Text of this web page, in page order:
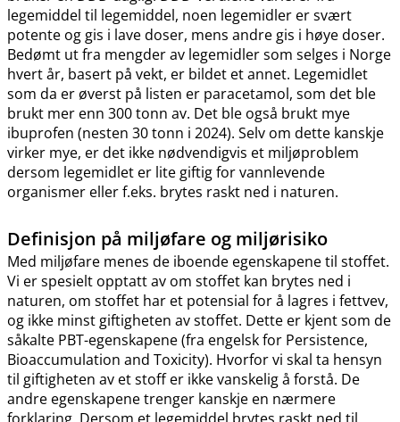
legemiddel til legemiddel, noen legemidler er svært
potente og gis i lave doser, mens andre gis i høye doser.
Bedømt ut fra mengder av legemidler som selges i Norge
hvert år, basert på vekt, er bildet et annet. Legemidlet
som da er øverst på listen er paracetamol, som det ble
brukt mer enn 300 tonn av. Det ble også brukt mye
ibuprofen (nesten 30 tonn i 2024). Selv om dette kanskje
virker mye, er det ikke nødvendigvis et miljøproblem
dersom legemidlet er lite giftig for vannlevende
organismer eller f.eks. brytes raskt ned i naturen.
Definisjon på miljøfare og miljørisiko
Med miljøfare menes de iboende egenskapene til stoffet.
Vi er spesielt opptatt av om stoffet kan brytes ned i
naturen, om stoffet har et potensial for å lagres i fettvev,
og ikke minst giftigheten av stoffet. Dette er kjent som de
såkalte PBT-egenskapene (fra engelsk for Persistence,
Bioaccumulation and Toxicity). Hvorfor vi skal ta hensyn
til giftigheten av et stoff er ikke vanskelig å forstå. De
andre egenskapene trenger kanskje en nærmere